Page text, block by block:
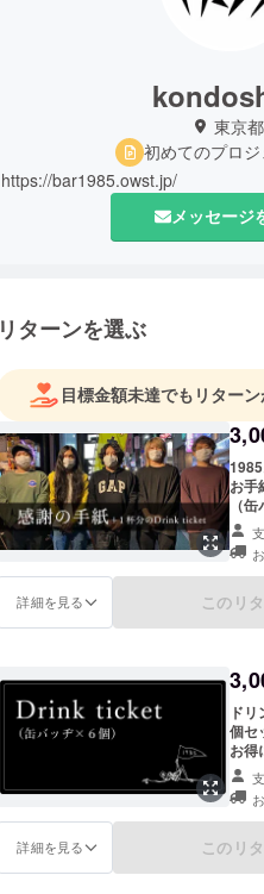
東京都
初めてのプロ
https://bar1985.owst.jp/
メッセージ
リターンを選ぶ
目標金額未達でもリター
お手
（
き
りま
の方
とご記
ヂは
詳細を見る このリ
ド
個セ
お得
送
をご
し希
ンク
クと
詳細を見る このリ